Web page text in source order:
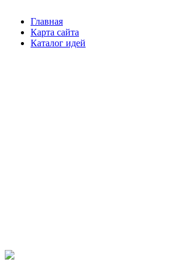
Главная
Карта сайта
Каталог идей